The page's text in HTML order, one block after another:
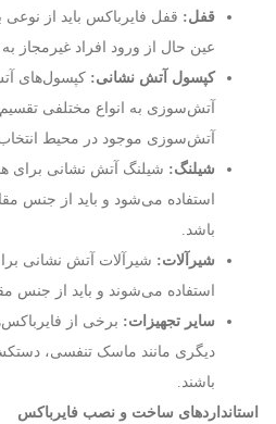
قفل: قفل فایرباکس باید از
عین حال از ورود افراد غیرمجاز
کپسول آتش نشانی: کپسول‌های
آتش‌سوزی به انواع مختلفی
آتش‌سوزی موجود در محیط
شیلنگ: شیلنگ آتش نشانی
استفاده می‌شود و باید از جنس
باشد.
شیرآلات: شیرآلات آتش نشانی
استفاده می‌شوند و باید از جنس
سایر تجهیزات: برخی از
دیگری مانند ماسک تنفسی،
باشند.
استانداردهای ساخت و نصب فایرباکس